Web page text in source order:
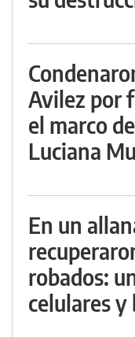
Avilez por
el marco
Luciana
En un
robados:
celulares